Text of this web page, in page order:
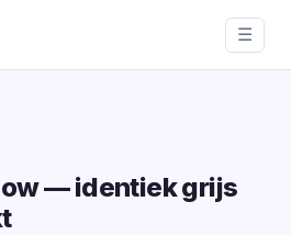
☰
— identiek grijs